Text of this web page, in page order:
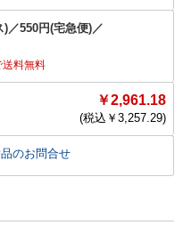
)／550円(宅急便)／
料無料
￥2,961.18
(税込￥ 3,257.29)
のお問合せ